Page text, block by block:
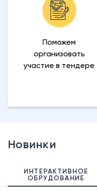
Поможем
организовать
участие в тендере
Новинки
ИНТЕРАКТИВНОЕ
ОБРУДОВАНИЕ